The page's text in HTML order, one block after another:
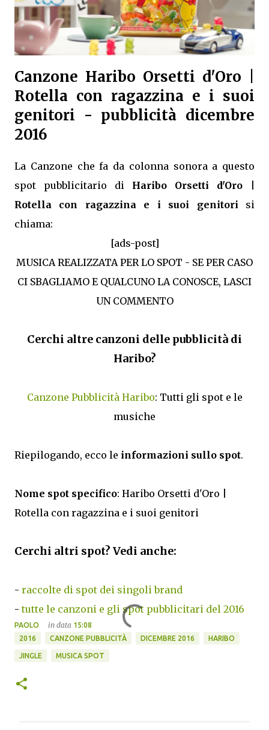
Canzone Haribo Orsetti d'Oro |
Rotella con ragazzina e i suoi
genitori - pubblicità dicembre
2016
La Canzone che fa da colonna sonora a questo
spot pubblicitario di Haribo Orsetti d'Oro |
Rotella con ragazzina e i suoi genitori si
chiama:
[ads-post]
MUSICA REALIZZATA PER LO SPOT - SE PER CASO
CI SBAGLIAMO E QUALCUNO LA CONOSCE, LASCI
UN COMMENTO
Cerchi altre canzoni delle pubblicità di
Haribo?
Canzone Pubblicità Haribo: Tutti gli spot e le
musiche
Riepilogando, ecco le informazioni sullo spot.
Nome spot specifico: Haribo Orsetti d'Oro |
Rotella con ragazzina e i suoi genitori
Cerchi altri spot? Vedi anche:
- raccolte di spot dei singoli brand
-tutte le canzoni e gli spot pubblicitari del 2016
PAOLO in data 15:08
2016
CANZONE PUBBLICITÀ DICEMBRE 2016 HARIBO
JINGLE MUSICA SPOT